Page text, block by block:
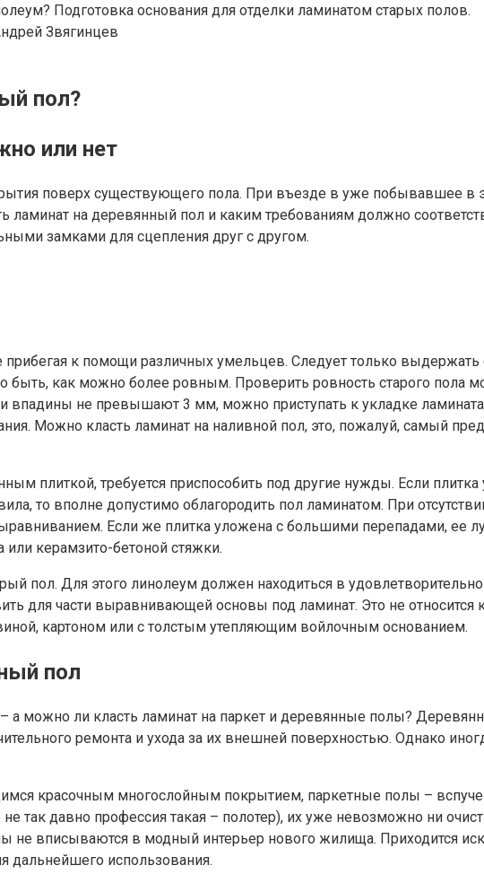
Подготовка основания для отделки ламинатом старых полов.
Звягинцев
пол?
или нет
поверх существующего пола. При въезде в уже побывавшее
ламинат на деревянный пол и каким требованиям должно
замками для сцепления друг с другом.
к помощи различных умельцев. Следует только
быть, как можно более ровным. Проверить ровность старого пола
впадины не превышают 3 мм, можно приступать к укладке
Можно класть ламинат на наливной пол, это, пожалуй, самый
плиткой, требуется приспособить под другие нужды. Если
то вполне допустимо облагородить пол ламинатом. При
Если же плитка уложена с большими перепадами, ее
керамзито-бетоной стяжки.
пол. Для этого линолеум должен находиться в
для части выравнивающей основы под ламинат. Это не
картоном или с толстым утепляющим войлочным основанием.
пол
можно ли класть ламинат на паркет и деревянные полы?
ремонта и ухода за их внешней поверхностью. Однако
красочным многослойным покрытием, паркетные полы –
так давно профессия такая – полотер), их уже невозможно ни
не вписываются в модный интерьер нового жилища. Приходится
дальнейшего использования.